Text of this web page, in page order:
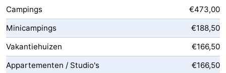
centra
Dorpen
&
Steden
Natuur
Rondleidingen
Campings
€473,00
Minicampings
€188,50
Vakantiehuizen
€166,50
Appartementen / Studio's
€166,50